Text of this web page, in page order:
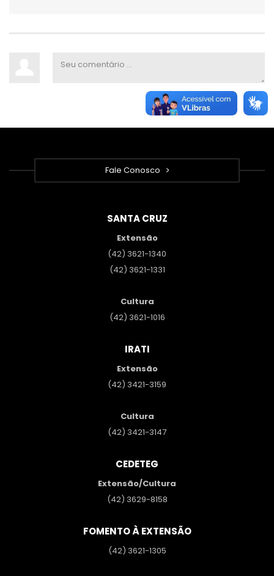
Fale Conosco
SANTA CRUZ
Extensão
(42) 3621-1340
(42) 3621-1331
Cultura
(42) 3621-1016
IRATI
Extensão
(42) 3421-3159
Cultura
(42) 3421-3147
CEDETEG
Extensão/Cultura
(42) 3629-8158
FOMENTO À EXTENSÃO
(42) 3621-1305